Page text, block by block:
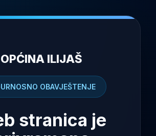
OPĆINA ILIJAŠ
OBAVJEŠTENJE
stranica je